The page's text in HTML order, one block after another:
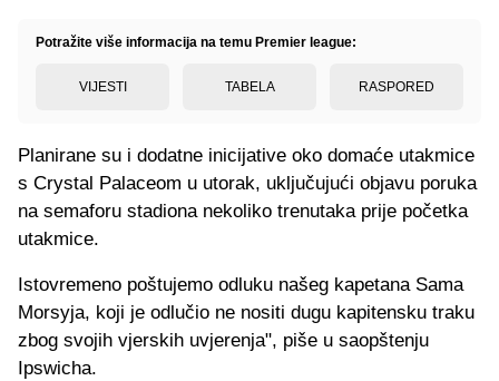
Potražite više informacija na temu Premier league:
VIJESTI TABELA RASPORED
Planirane su i dodatne inicijative oko domaće utakmice
s Crystal Palaceom u utorak, uključujući objavu poruka
na semaforu stadiona nekoliko trenutaka prije početka
utakmice.
Istovremeno poštujemo odluku našeg kapetana Sama
Morsyja, koji je odlučio ne nositi dugu kapitensku traku
zbog svojih vjerskih uvjerenja", piše u saopštenju
Ipswicha.